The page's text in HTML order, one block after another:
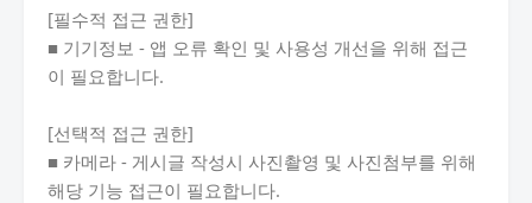
[필수적 접근 권한]
■ 기기정보 - 앱 오류 확인 및 사용성 개선을 위해 접근
이 필요합니다.
[선택적 접근 권한]
■ 카메라 - 게시글 작성시 사진촬영 및 사진첨부를 위해
해당 기능 접근이 필요합니다.